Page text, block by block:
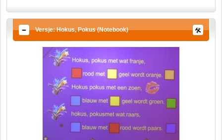
Versje: Hokus, Pokus (Notebook)